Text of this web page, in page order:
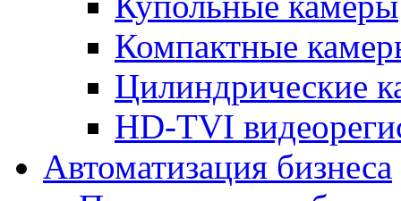
Компактные
Цилиндрические
HD-TVI
Автоматизация бизнеса